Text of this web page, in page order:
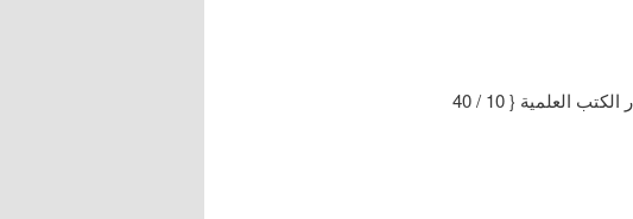
المُنتظم في تاريخ المُلوك والأُمم ، الإمام ابن الجوزي رحمه الله ، ط / دار الكتب العلمية { 10 / 40